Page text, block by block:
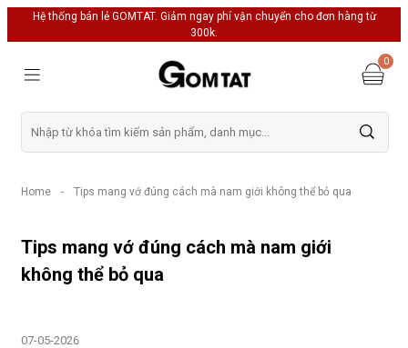
Hệ thống bán lẻ GOMTAT. Giảm ngay phí vận chuyển cho đơn hàng từ
300k.
0
Home - Tips mang vớ đúng cách mà nam giới không thể bỏ qua
Tips mang vớ đúng cách mà nam giới
không thể bỏ qua
07-05-2026